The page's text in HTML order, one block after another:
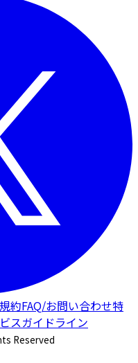
約FAQ/お問い合わせ特
スガイドライン
Reserved